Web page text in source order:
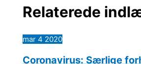
Relaterede
mar 4 2020
Coronavirus: Særlige